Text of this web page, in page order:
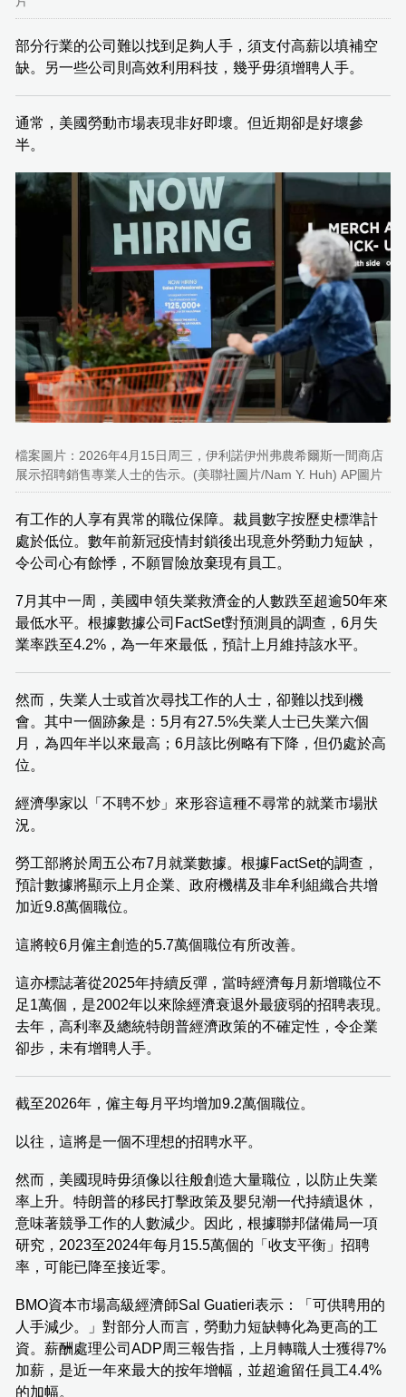
部分行業的公司難以找到足夠人手，須支付高薪以填補空
缺。另一些公司則高效利用科技，幾乎毋須增聘人手。
通常，美國勞動市場表現非好即壞。但近期卻是好壞參
半。
檔案圖片：2026年4月15日周三，伊利諾伊州弗農希爾斯一間商店
展示招聘銷售專業人士的告示。(美聯社圖片/Nam Y. Huh) AP圖片
有工作的人享有異常的職位保障。裁員數字按歷史標準計
處於低位。數年前新冠疫情封鎖後出現意外勞動力短缺，
令公司心有餘悸，不願冒險放棄現有員工。
7月其中一周，美國申領失業救濟金的人數跌至超逾50年來
最低水平。根據數據公司FactSet對預測員的調查，6月失
業率跌至4.2%，為一年來最低，預計上月維持該水平。
然而，失業人士或首次尋找工作的人士，卻難以找到機
會。其中一個跡象是：5月有27.5%失業人士已失業六個
月，為四年半以來最高；6月該比例略有下降，但仍處於高
位。
經濟學家以「不聘不炒」來形容這種不尋常的就業市場狀
況。
勞工部將於周五公布7月就業數據。根據FactSet的調查，
預計數據將顯示上月企業、政府機構及非牟利組織合共增
加近9.8萬個職位。
這將較6月僱主創造的5.7萬個職位有所改善。
這亦標誌著從2025年持續反彈，當時經濟每月新增職位不
足1萬個，是2002年以來除經濟衰退外最疲弱的招聘表現。
去年，高利率及總統特朗普經濟政策的不確定性，令企業
卻步，未有增聘人手。
截至2026年，僱主每月平均增加9.2萬個職位。
以往，這將是一個不理想的招聘水平。
然而，美國現時毋須像以往般創造大量職位，以防止失業
率上升。特朗普的移民打擊政策及嬰兒潮一代持續退休，
意味著競爭工作的人數減少。因此，根據聯邦儲備局一項
研究，2023至2024年每月15.5萬個的「收支平衡」招聘
率，可能已降至接近零。
BMO資本市場高級經濟師Sal Guatieri表示：「可供聘用的
人手減少。」對部分人而言，勞動力短缺轉化為更高的工
資。薪酬處理公司ADP周三報告指，上月轉職人士獲得7%
加薪，是近一年來最大的按年增幅，並超逾留任員工4.4%
的加幅。